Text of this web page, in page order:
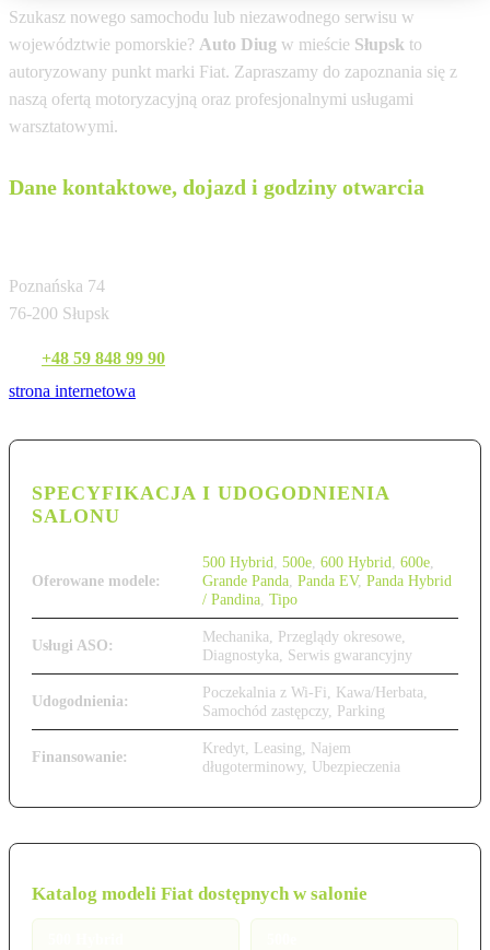
Szukasz nowego samochodu lub niezawodnego serwisu w
województwie pomorskie? Auto Diug w mieście Słupsk to
autoryzowany punkt marki Fiat. Zapraszamy do zapoznania się z
naszą ofertą motoryzacyjną oraz profesjonalnymi usługami
warsztatowymi.
Dane kontaktowe, dojazd i godziny otwarcia
Poznańska 74
76-200 Słupsk
+48 59 848 99 90
strona internetowa
SPECYFIKACJA I UDOGODNIENIA
SALONU
Oferowane modele:
500 Hybrid 500e 600 Hybrid 600e
Grande Panda Panda EV, Panda Hybrid
/ Pandina Tipo
Usługi ASO:
Mechanika, Przeglądy okresowe,
Diagnostyka, Serwis gwarancyjny
Udogodnienia:
Poczekalnia z Wi-Fi, Kawa/Herbata,
Samochód zastępczy, Parking
Finansowanie:
Kredyt, Leasing, Najem
długoterminowy, Ubezpieczenia
Katalog modeli Fiat dostępnych w salonie